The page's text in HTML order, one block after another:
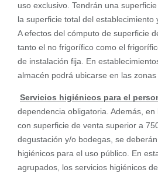
uso exclusivo. Tendrán una
la superficie total del establecimiento
A efectos del cómputo de superficie
tanto el no frigorífico como el
de instalación fija. En
almacén podrá ubicarse en las
Servicios higiénicos para el
dependencia obligatoria. Además,
con superficie de venta superior a
degustación y/o bodegas, se
higiénicos para el uso público. En
agrupados, los servicios higiénicos